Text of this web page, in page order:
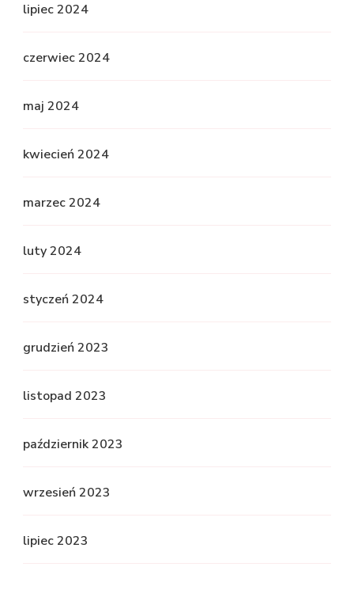
lipiec 2024
czerwiec 2024
maj 2024
kwiecień 2024
marzec 2024
luty 2024
styczeń 2024
grudzień 2023
listopad 2023
październik 2023
wrzesień 2023
lipiec 2023